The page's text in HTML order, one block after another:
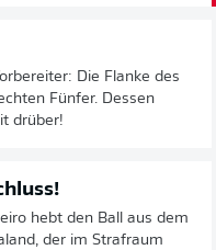
Die Flanke des
Fünfer. Dessen
drüber!
hebt den Ball aus dem
der im Strafraum